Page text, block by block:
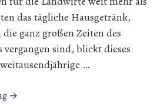
das tägliche Hausgetränk,
die ganz großen Zeiten des
vergangen sind, blickt dieses
…
→